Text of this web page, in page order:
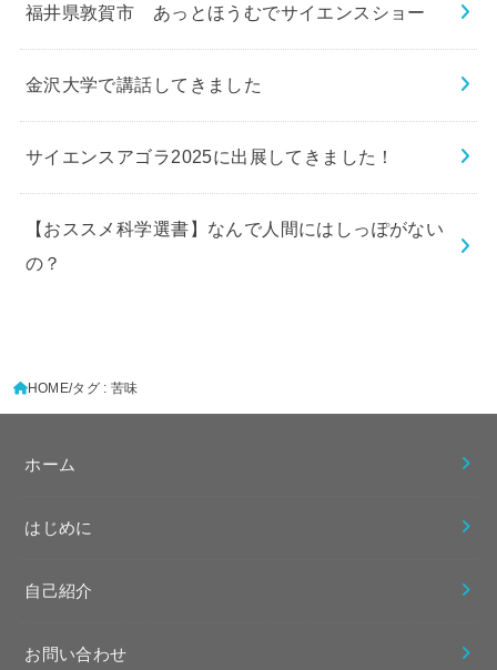
福井県敦賀市 あっとほうむでサイエンスショー
金沢大学で講話してきました
サイエンスアゴラ2025に出展してきました！
【おススメ科学選書】なんで人間にはしっぽがない
の？
HOME タグ : 苦味
ホーム
はじめに
自己紹介
お問い合わせ